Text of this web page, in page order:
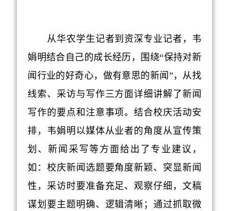
从华农学生记者到资深专业记者，韦
娟明结合自己的成长经历，围绕“保持对新
闻行业的好奇心，做有意思的新闻”，从找
线索、采访与写作三方面详细讲解了新闻
写作的要点和注意事项。结合校庆活动安
排，韦娟明以媒体从业者的角度从宣传策
划、新闻采写等方面给出了专业建议，
如：校庆新闻选题要角度新颖、突显新闻
性，采访时要准备充足、观察仔细，文稿
谋划要主题明确、逻辑清晰；通过抓取微